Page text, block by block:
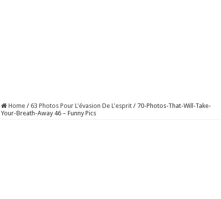
Home / 63 Photos Pour L'évasion De L'esprit / 70-Photos-That-Will-Take-
Your-Breath-Away 46 – Funny Pics